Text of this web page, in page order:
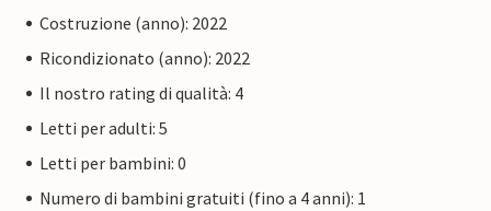
Costruzione (anno): 2022
Ricondizionato (anno): 2022
Il nostro rating di qualità: 4
Letti per adulti: 5
Letti per bambini: 0
Numero di bambini gratuiti (fino a 4 anni): 1